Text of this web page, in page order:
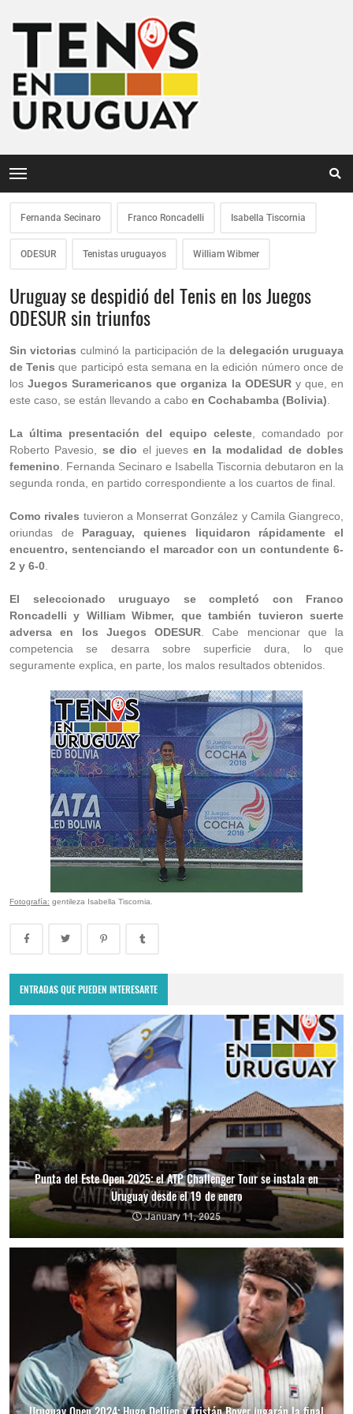
Fernanda Secinaro Franco Roncadelli Isabella Tiscornia
ODESUR Tenistas uruguayos William Wibmer
Uruguay se despidió del Tenis en los Juegos
ODESUR sin triunfos
Sin victorias culminó la participación de la delegación uruguaya
de Tenis que participó esta semana en la edición número once de
losJuegos Suramericanos que organiza la ODESURy que, en
este caso, se están llevando a cabo en Cochabamba (Bolivia)
La última presentación del equipo celeste, comandado por
Roberto Pavesio, se dio el juevesen la modalidad de dobles
femenino . Fernanda Secinaro e Isabella Tiscornia debutaron en la
segunda ronda, en partido correspondiente a los cuartos de final.
Como rivales tuvieron a Monserrat González y Camila Giangreco,
oriundas de Paraguay, quienes liquidaron rápidamente el
encuentro, sentenciando el marcador con un contundente 6-
2 y 6-0
El seleccionado uruguayo se completó con Franco
Roncadelli y William Wibmer, que también tuvieron suerte
adversa en los Juegos ODESUR . Cabe mencionar que la
competencia se desarra sobre superficie dura, lo que
seguramente explica, en parte, los malos resultados obtenidos.
Fotografía: gentileza Isabella Tiscornia.
ENTRADAS QUE PUEDEN INTERESARTE
Punta del Este Open 2025: el ATP Challenger Tour se instala en
Uruguay desde el 19 de enero
January 11, 2025